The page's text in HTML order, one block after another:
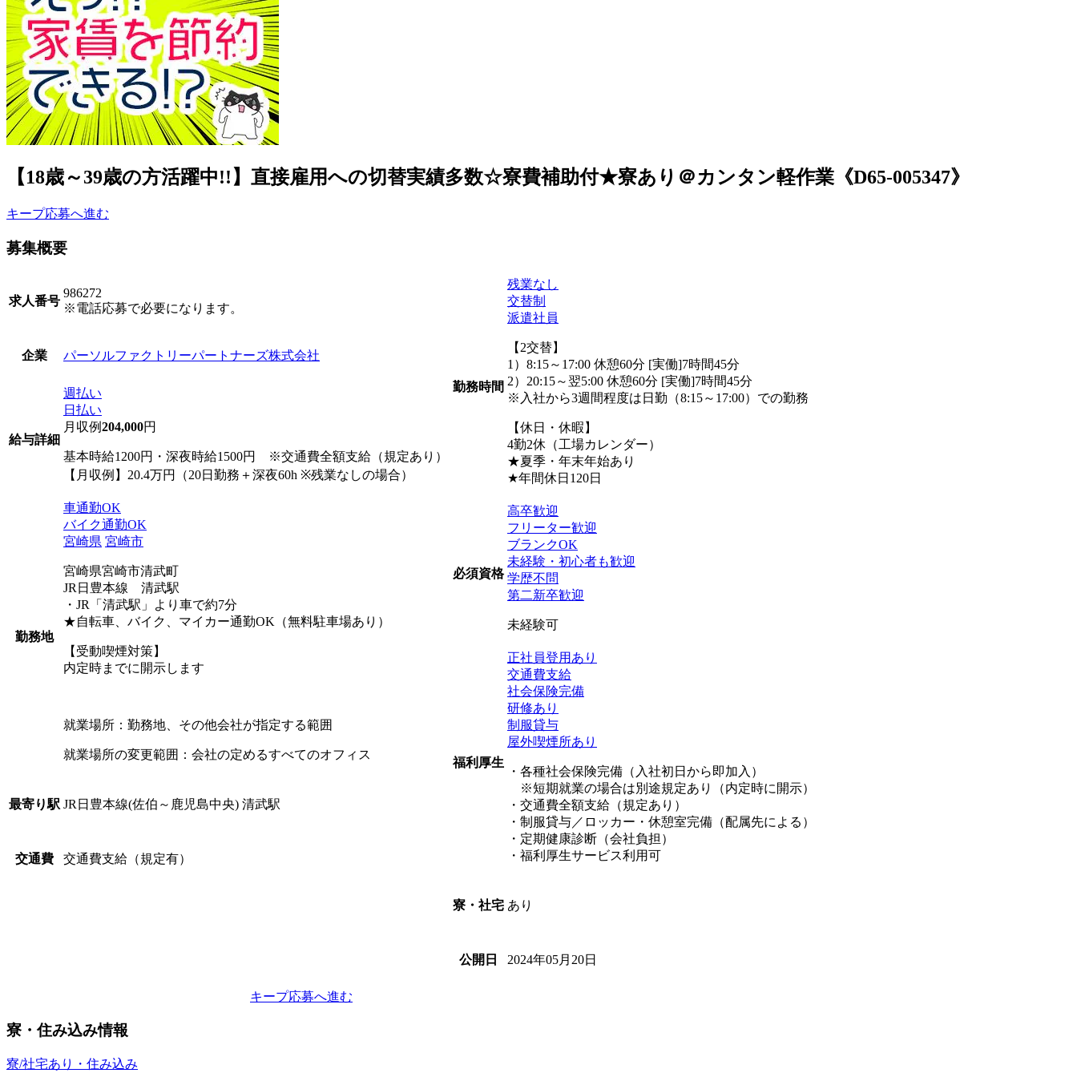
【18歳～39歳の方活躍中!!】直接雇用への切替実績多数☆寮費補助付★寮あり＠カンタン軽作業《D65-005347》
キープ応募へ進む
募集概要
求人番号
986272
※電話応募で必要になります。
企業 パーソルファクトリーパートナーズ株式会社
給与詳細
週払い
日払い
月収例204,000円
基本時給1200円・深夜時給1500円 ※交通費全額支給（規定あり）
【月収例】20.4万円（20日勤務＋深夜60h ※残業なしの場合）
勤務地
車通勤OK
バイク通勤OK
宮崎県 宮崎市
宮崎県宮崎市清武町
JR日豊本線 清武駅
・JR「清武駅」より車で約7分
★自転車、バイク、マイカー通勤OK（無料駐車場あり）
【受動喫煙対策】
内定時までに開示します
就業場所：勤務地、その他会社が指定する範囲
就業場所の変更範囲：会社の定めるすべてのオフィス
最寄り駅 JR日豊本線(佐伯～鹿児島中央) 清武駅
交通費 交通費支給（規定有）
勤務時間
残業なし
交替制
派遣社員
【2交替】
1）8:15～17:00 休憩60分 [実働]7時間45分
2）20:15～翌5:00 休憩60分 [実働]7時間45分
※入社から3週間程度は日勤（8:15～17:00）での勤務
【休日・休暇】
4勤2休（工場カレンダー）
★夏季・年末年始あり
★年間休日120日
必須資格
高卒歓迎
フリーター歓迎
ブランクOK
未経験・初心者も歓迎
学歴不問
第二新卒歓迎
未経験可
福利厚生
正社員登用あり
交通費支給
社会保険完備
研修あり
制服貸与
屋外喫煙所あり
・各種社会保険完備（入社初日から即加入）
※短期就業の場合は別途規定あり（内定時に開示）
・交通費全額支給（規定あり）
・制服貸与／ロッカー・休憩室完備（配属先による）
・定期健康診断（会社負担）
・福利厚生サービス利用可
寮・社宅 あり
公開日 2024年05月20日
キープ応募へ進む
寮・住み込み情報
寮/社宅あり・住み込み